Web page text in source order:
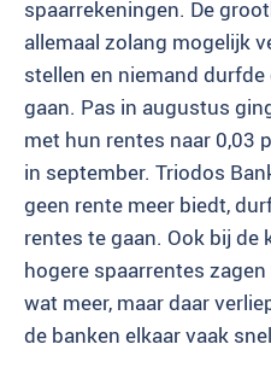
spaarrekeningen. De
allemaal zolang mogelijk
stellen en niemand
gaan. Pas in augustus
met hun rentes naar 0,03
in september. Triodos
geen rente meer biedt,
rentes te gaan. Ook bij de
hogere spaarrentes
wat meer, maar daar
de banken elkaar vaak